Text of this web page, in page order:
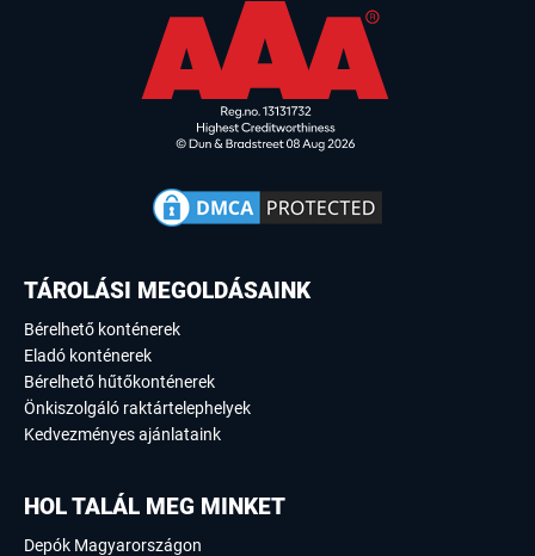
TÁROLÁSI MEGOLDÁSAINK
Bérelhető konténerek
Eladó konténerek
Bérelhető hűtőkonténerek
Önkiszolgáló raktártelephelyek
Kedvezményes ajánlataink
HOL TALÁL MEG MINKET
Depók Magyarországon